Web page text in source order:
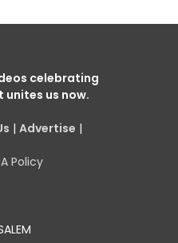
celebrating
us now.
| Advertise |
Policy